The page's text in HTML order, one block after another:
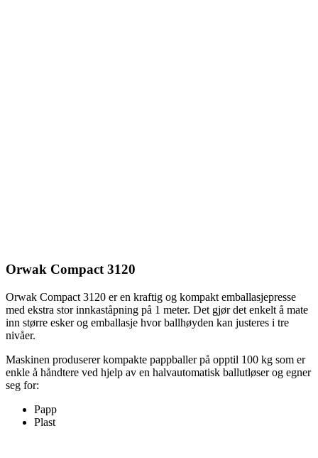
Orwak Compact 3120
Orwak Compact 3120 er en kraftig og kompakt emballasjepresse
med ekstra stor innkaståpning på 1 meter. Det gjør det enkelt å mate
inn større esker og emballasje hvor ballhøyden kan justeres i tre
nivåer.
Maskinen produserer kompakte pappballer på opptil 100 kg som er
enkle å håndtere ved hjelp av en halvautomatisk ballutløser og egner
seg for:
Papp
Plast